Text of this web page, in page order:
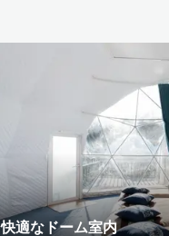
快適なドーム室内